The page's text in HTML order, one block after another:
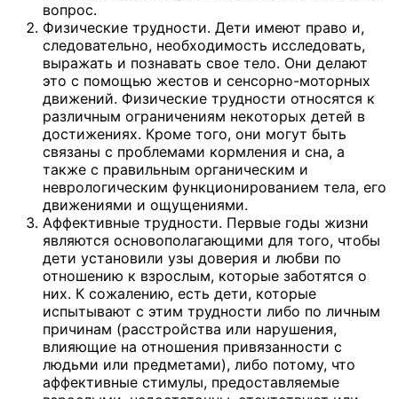
вопрос.
Физические трудности. Дети имеют право и,
следовательно, необходимость исследовать,
выражать и познавать свое тело. Они делают
это с помощью жестов и сенсорно-моторных
движений. Физические трудности относятся к
различным ограничениям некоторых детей в
достижениях. Кроме того, они могут быть
связаны с проблемами кормления и сна, а
также с правильным органическим и
неврологическим функционированием тела, его
движениями и ощущениями.
Аффективные трудности. Первые годы жизни
являются основополагающими для того, чтобы
дети установили узы доверия и любви по
отношению к взрослым, которые заботятся о
них. К сожалению, есть дети, которые
испытывают с этим трудности либо по личным
причинам (расстройства или нарушения,
влияющие на отношения привязанности с
людьми или предметами), либо потому, что
аффективные стимулы, предоставляемые